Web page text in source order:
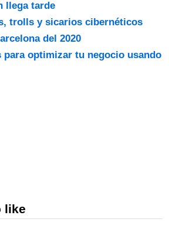
llega tarde
trolls y sicarios cibernéticos
del 2020
para optimizar tu negocio usando
like